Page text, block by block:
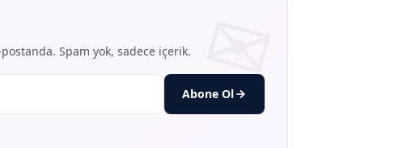
Spam yok, sadece içerik.
Abone Ol